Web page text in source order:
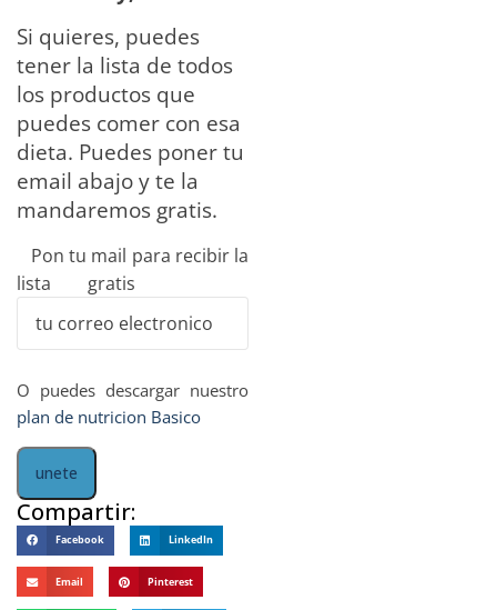
Si quieres, puedes
tener la lista de todos
los productos que
puedes comer con esa
dieta. Puedes poner tu
email abajo y te la
mandaremos gratis.
Pon tu mail para recibir la
lista gratis
O puedes descargar nuestro
plan de nutricion Basico
Compartir:
Facebook LinkedIn
Email Pinterest